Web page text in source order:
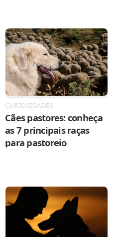
CURIOSIDADES
Cães pastores: conheça
as 7 principais raças
para pastoreio